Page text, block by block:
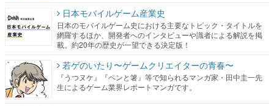
日本モバイルゲーム産業史
日本のモバイルゲーム史における主要なトピック・タイトルを
網羅するほか、開発者へのインタビューや識者による解説を掲
載。約20年の歴史が一望できる決定版！
若ゲのいたり〜ゲームクリエイターの青春〜
『うつヌケ』『ペンと箸』等で知られるマンガ家・田中圭一先
生によるゲーム業界レポートマンガです。